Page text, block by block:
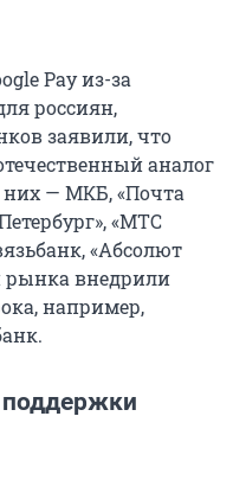
Pay из-за
россиян,
заявили, что
аналог
— МКБ, «Почта
«МТС
«Абсолют
рынка внедрили
например,
поддержки